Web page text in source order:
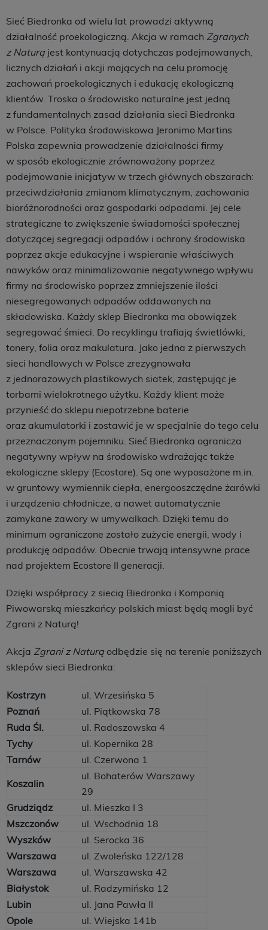
Sieć Biedronka od wielu lat prowadzi aktywną
działalność proekologiczną. Akcja w ramach Zgranych
z Naturąjest kontynuacją dotychczas podejmowanych,
licznych działań i akcji mających na celu promocję
zachowań proekologicznych i edukację ekologiczną
klientów. Troska o środowisko naturalne jest jedną
z fundamentalnych zasad działania sieci Biedronka
w Polsce. Polityka środowiskowa Jeronimo Martins
Polska zapewnia prowadzenie działalności firmy
w sposób ekologicznie zrównoważony poprzez
podejmowanie inicjatyw w trzech głównych obszarach:
przeciwdziałania zmianom klimatycznym, zachowania
bioróżnorodności oraz gospodarki odpadami. Jej cele
strategiczne to zwiększenie świadomości społecznej
dotyczącej segregacji odpadów i ochrony środowiska
poprzez akcje edukacyjne i wspieranie właściwych
nawyków oraz minimalizowanie negatywnego wpływu
firmy na środowisko poprzez zmniejszenie ilości
niesegregowanych odpadów oddawanych na
składowiska. Każdy sklep Biedronka ma obowiązek
segregować śmieci. Do recyklingu trafiają świetlówki,
tonery, folia oraz makulatura. Jako jedna z pierwszych
sieci handlowych w Polsce zrezygnowała
z jednorazowych plastikowych siatek, zastępując je
torbami wielokrotnego użytku. Każdy klient może
przynieść do sklepu niepotrzebne baterie
oraz akumulatorki i zostawić je w specjalnie do tego celu
przeznaczonym pojemniku. Sieć Biedronka ogranicza
negatywny wpływ na środowisko wdrażając także
ekologiczne sklepy (Ecostore). Są one wyposażone m.in.
w gruntowy wymiennik ciepła, energooszczędne żarówki
i urządzenia chłodnicze, a nawet automatycznie
zamykane zawory w umywalkach. Dzięki temu do
minimum ograniczone zostało zużycie energii, wody i
produkcję odpadów. Obecnie trwają intensywne prace
nad projektem Ecostore II generacji.
Dzięki współpracy z siecią Biedronka i Kompanią
Piwowarską mieszkańcy polskich miast będą mogli być
Zgrani z Naturą!
Akcja Zgrani z Naturąodbędzie się na terenie poniższych
sklepów sieci Biedronka:
Kostrzyn
ul. Wrzesińska 5
Poznań
ul. Piątkowska 78
Ruda Śl.
ul. Radoszowska 4
Tychy
ul. Kopernika 28
Tarnów
ul. Czerwona 1
Koszalin
ul. Bohaterów Warszawy
29
Grudziądz
ul. Mieszka I 3
Mszczonów
ul. Wschodnia 18
Wyszków
ul. Serocka 36
Warszawa
ul. Zwoleńska 122/128
Warszawa
ul. Warszawska 42
Białystok
ul. Radzymińska 12
Lubin
ul. Jana Pawła II
Opole
ul. Wiejska 141b